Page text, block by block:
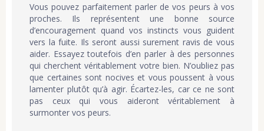
Vous pouvez parfaitement parler de vos peurs à vos
proches. Ils représentent une bonne source
d’encouragement quand vos instincts vous guident
vers la fuite. Ils seront aussi surement ravis de vous
aider. Essayez toutefois d’en parler à des personnes
qui cherchent véritablement votre bien. N’oubliez pas
que certaines sont nocives et vous poussent à vous
lamenter plutôt qu’à agir. Écartez-les, car ce ne sont
pas ceux qui vous aideront véritablement à
surmonter vos peurs.